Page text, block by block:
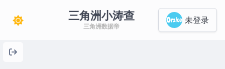
三角洲小涛查
三角洲数据帝
未登录